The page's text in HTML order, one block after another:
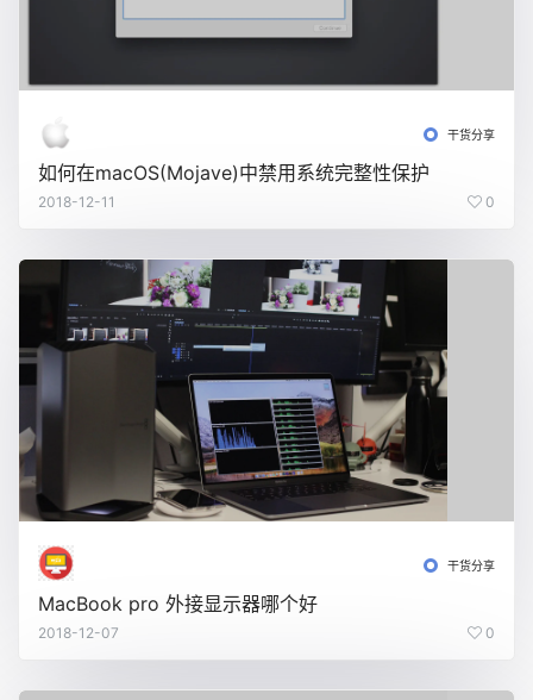
干货分享
如何在macOS(Mojave)中禁用系统完整性保护
2018-12-11 0
干货分享
MacBook pro 外接显示器哪个好
2018-12-07 0